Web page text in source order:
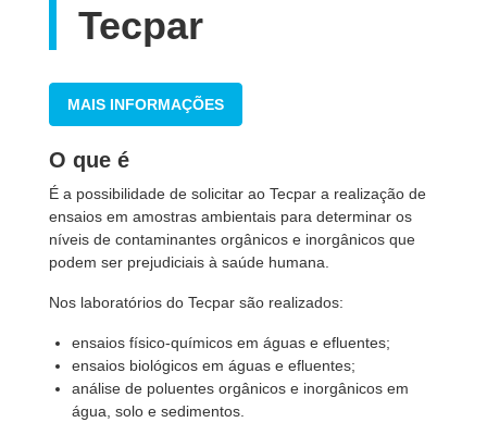
Tecpar
MAIS INFORMAÇÕES
O que é
É a possibilidade de solicitar ao Tecpar a realização de
ensaios em amostras ambientais para determinar os
níveis de contaminantes orgânicos e inorgânicos que
podem ser prejudiciais à saúde humana.
Nos laboratórios do Tecpar são realizados:
ensaios físico-químicos em águas e efluentes;
ensaios biológicos em águas e efluentes;
análise de poluentes orgânicos e inorgânicos em
água, solo e sedimentos.